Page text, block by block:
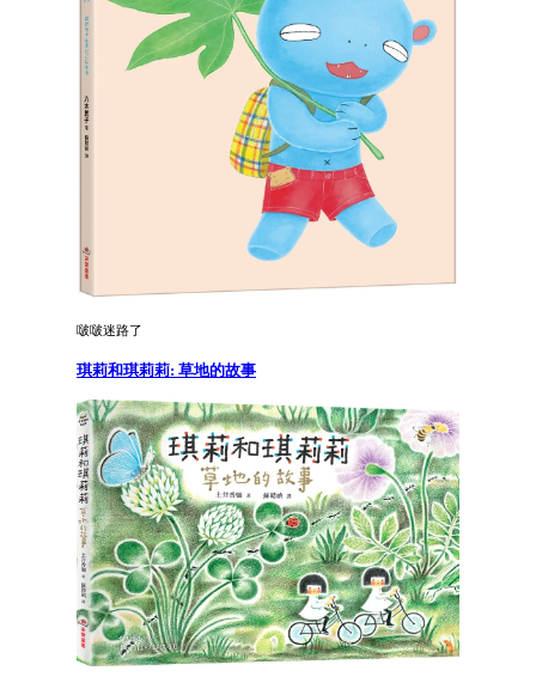
啵啵迷路了
琪莉和琪莉莉: 草地的故事